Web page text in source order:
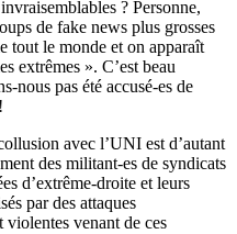
? Personne,
de fake news plus grosses
tout le monde et on apparaît
extrêmes ». C’est beau
nous pas été accusé-es de
avec l’UNI est d’autant
des militant-es de syndicats
d’extrême-droite et leurs
par des attaques
venant de ces